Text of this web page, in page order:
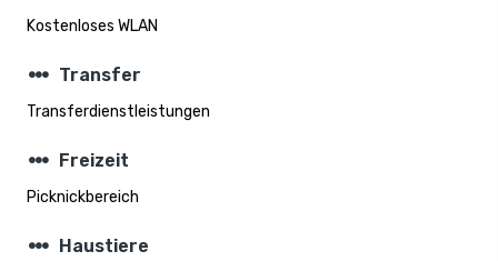
Kostenloses WLAN
steppers Transfer
Transferdienstleistungen
steppers Freizeit
Picknickbereich
steppers Haustiere